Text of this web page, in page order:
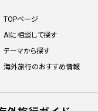
TOPページ
AIに相談して探す
テーマから探す
海外旅行のおすすめ情報